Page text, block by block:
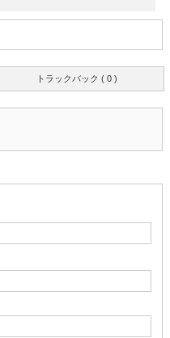
トラックバック ( 0 )